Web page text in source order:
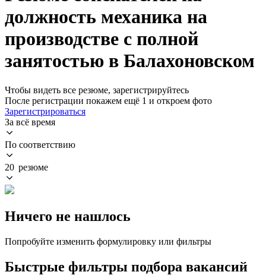
должность механика на
производстве с полной
занятостью в Балахоновском
Чтобы видеть все резюме, зарегистрируйтесь
После регистрации покажем ещё 1 и откроем фото
Зарегистрироваться
За всё время
По соответствию
20 резюме
Ничего не нашлось
Попробуйте изменить формулировку или фильтры
Быстрые фильтры подбора вакансий